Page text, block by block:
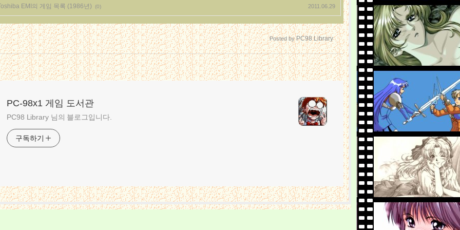
EMI의 게임 목록 (1986년) (0) 2011.06.29
Posted byPC98 Library
PC-98x1 게임 도서관
PC98 Library 님의 블로그입니다.
구독하기